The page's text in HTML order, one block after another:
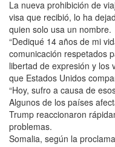
La nueva prohibición de
visa que recibió, lo ha
quien solo usa un nombre.
“Dediqué 14 años de mi
comunicación respetados
libertad de expresión y los
que Estados Unidos
“Hoy, sufro a causa de
Algunos de los países
Trump reaccionaron
problemas.
Somalia, según la